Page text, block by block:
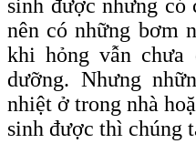
sinh được nhưng có
nên có những bơm
khi hỏng vẫn chưa
dưỡng. Nhưng
nhiệt ở trong nhà
sinh được thì chúng